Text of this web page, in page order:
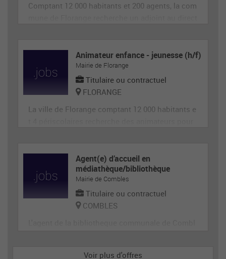
Comptant 12 000 habitants et 200 agents, la com
en animation et de compétences administrative
s, ainsi qu'en gestion d’équipe et en communica
tion (poste de 28h
Animateur enfance - jeunesse (h/f)
Mairie de Florange
Titulaire ou contractuel
FLORANGE
La ville de Florange comptant 12 000 habitants e
t de la sécurité morale, physique et affective des
enfants. Il est responsable du groupe d'enfants
et
Agent(e) d’accueil en
médiathèque/bibliothèque
Mairie de Combles
Titulaire ou contractuel
COMBLES
Voir plus d'offres